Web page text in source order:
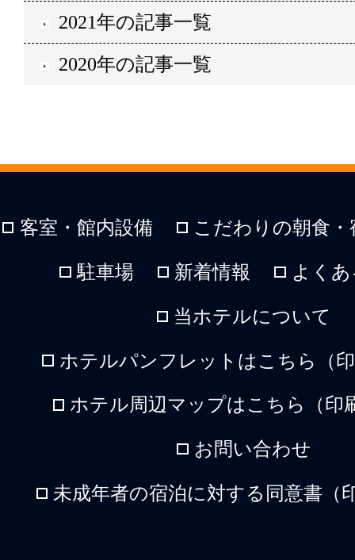
2021年の記事一覧
2020年の記事一覧
客室・館内設備 こだわりの朝食
駐車場 新着情報 よく
当ホテルについて
ホテルパンフレットはこちら（
ホテル周辺マップはこちら（印
お問い合わせ
未成年者の宿泊に対する同意書（